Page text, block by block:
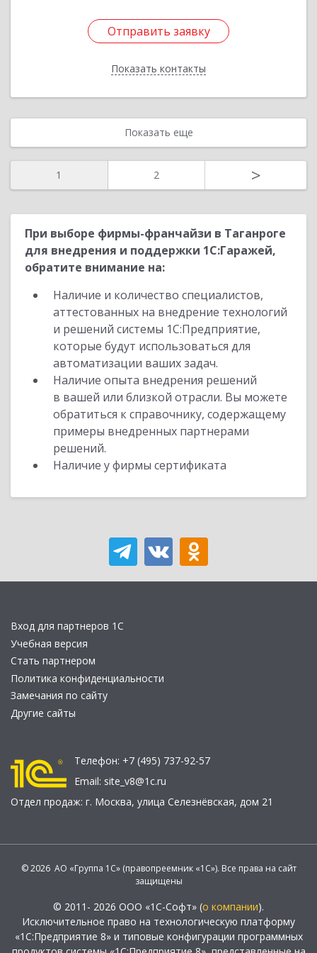
Отправить заявку
Показать контакты
Отправить заявку
Назад
Показать еще
1 2 >
При выборе фирмы-франчайзи в Таганроге
для внедрения и поддержки 1С:Гаражей,
обратите внимание на:
Наличие и количество специалистов,
аттестованных на внедрение технологий
и решений системы 1С:Предприятие,
которые будут использоваться для
автоматизации ваших задач.
Наличие опыта внедрения решений
в вашей или близкой отрасли. Вы можете
обратиться к справочнику, содержащему
примеры внедренных партнерами
решений.
Наличие у фирмы сертификата
Вход для партнеров 1С
Учебная версия
Стать партнером
Политика конфиденциальности
Замечания по сайту
Другие сайты
Телефон: +7 (495) 737-92-57
Email: site_v8@1c.ru
Отдел продаж: г. Москва, улица Селезнёвская, дом 21
© 2026 АО «Группа 1С» (правопреемник «1С»). Все права на сайт
защищены
© 2011- 2026 ООО «1С-Софт» (о компании).
Исключительное право на технологическую платформу
«1С:Предприятие 8» и типовые конфигурации программных